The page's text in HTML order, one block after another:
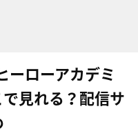
ーローアカデミ
見れる？配信サ